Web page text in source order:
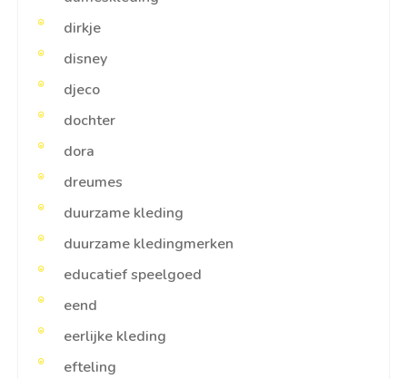
dirkje
disney
djeco
dochter
dora
dreumes
duurzame kleding
duurzame kledingmerken
educatief speelgoed
eend
eerlijke kleding
efteling